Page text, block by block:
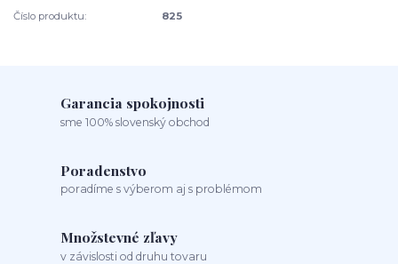
Číslo produktu: 825
Garancia spokojnosti
sme 100% slovenský obchod
Poradenstvo
poradíme s výberom aj s problémom
Množstevné zľavy
v závislosti od druhu tovaru